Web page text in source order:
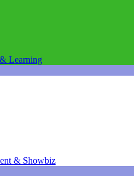
Learning
& Showbiz